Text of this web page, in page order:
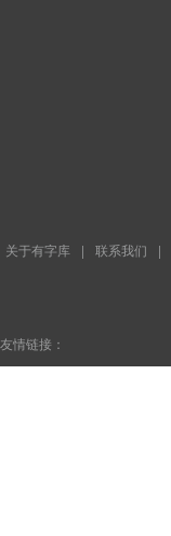
关于有字库 | 联系我们 |
友情链接：